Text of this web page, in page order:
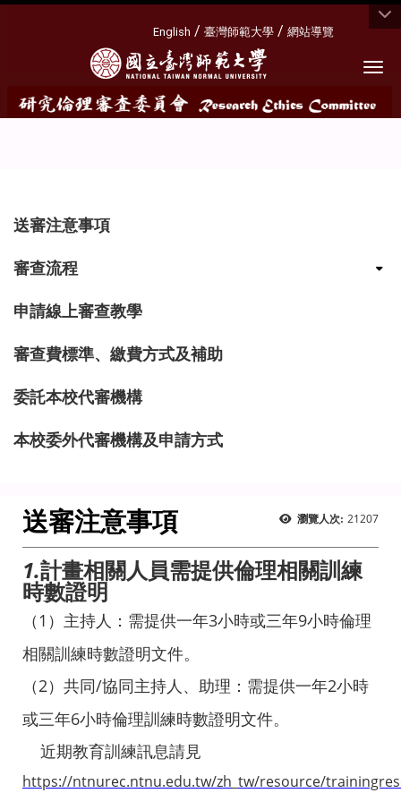
English / 臺灣師範大學 / 網站導覽
送審注意事項
審查流程
申請線上審查教學
審查費標準、繳費方式及補助
委託本校代審機構
本校委外代審機構及申請方式
瀏覽人次: 21207
送審注意事項
1.計畫相關人員需提供倫理相關訓練
時數證明
（ 1 ） 主持人：需提供一年3小時或三年9小時倫理
相關訓練時數證明文件。
（2） 共同/協同主持人、助理：需提供一年2小時
或三年6小時倫理訓練時數證明文件。
近期教育訓練訊息請見
https://ntnurec.ntnu.edu.tw/zh_tw/resource/